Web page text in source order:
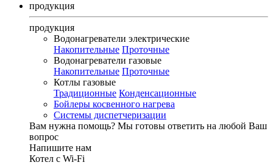
продукция
продукция
Водонагреватели электрические
Накопительные Проточные
Водонагреватели газовые
Накопительные Проточные
Котлы газовые
Традиционные Конденсационные
Бойлеры косвенного нагрева
Системы диспетчеризации
Вам нужна помощь? Мы готовы ответить на любой Ваш
вопрос
Напишите нам
Котел с Wi-Fi